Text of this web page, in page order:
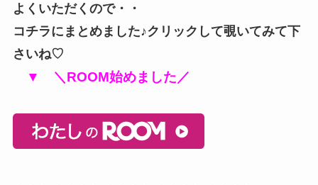
よくいただくので・・
コチラにまとめました♪クリックして覗いてみて下
さいね♡
▼ ＼ROOM始めました／